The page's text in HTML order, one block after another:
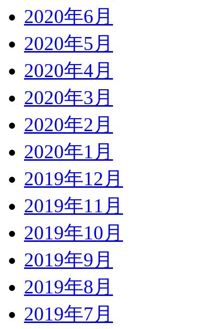
2020年6月
2020年5月
2020年4月
2020年3月
2020年2月
2020年1月
2019年12月
2019年11月
2019年10月
2019年9月
2019年8月
2019年7月